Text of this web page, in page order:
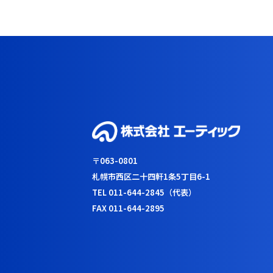
〒063-0801
札幌市西区二十四軒1条5丁目6-1
TEL 011-644-2845（代表）
FAX 011-644-2895